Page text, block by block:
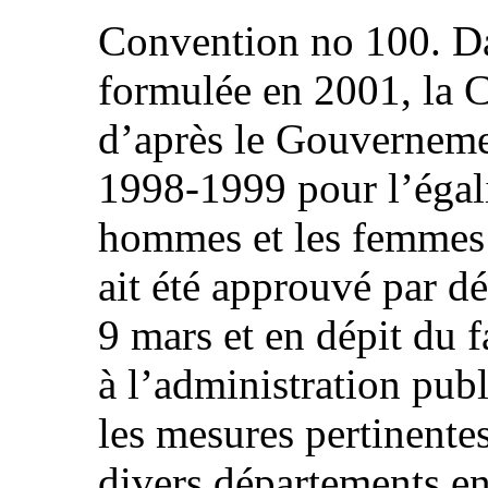
Convention no 100.
formulée en 2001, la
d’après le
1998-1999 pour
hommes et les
ait été approuvé par
9 mars et en dépit du
à l’administration
les mesures